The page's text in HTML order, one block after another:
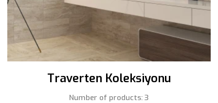
Traverten Koleksiyonu
Number of products: 3